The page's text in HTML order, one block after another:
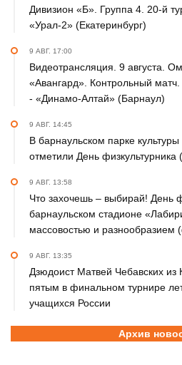
Дивизион «Б». Группа 4. 20-й
«Урал-2» (Екатеринбург)
9 АВГ. 17:00
Видеотрансляция. 9 августа.
«Авангард». Контрольный
- «Динамо-Алтай» (Барнаул)
9 АВГ. 14:45
В барнаульском парке
отметили День физкультурника
9 АВГ. 13:58
Что захочешь – выбирай! День
барнаульском стадионе
массовостью и разнообразием
9 АВГ. 13:35
Дзюдоист Матвей Чебавских
пятым в финальном турнире
учащихся России
Победителем юбилейного Х
Архив